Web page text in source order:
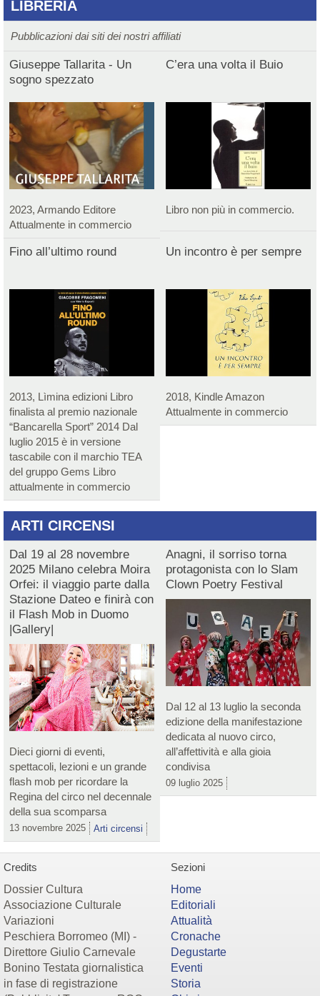
LIBRERIA
Pubblicazioni dai siti dei nostri affiliati
Giuseppe Tallarita - Un
sogno spezzato
2023, Armando Editore
Attualmente in commercio
C’era una volta il Buio
Libro non più in commercio.
Fino all’ultimo round
2013, Lìmina edizioni Libro
finalista al premio nazionale
“Bancarella Sport” 2014 Dal
luglio 2015 è in versione
tascabile con il marchio TEA
del gruppo Gems Libro
attualmente in commercio
Un incontro è per sempre
2018, Kindle Amazon
Attualmente in commercio
ARTI CIRCENSI
Dal 19 al 28 novembre
2025 Milano celebra Moira
Orfei: il viaggio parte dalla
Stazione Dateo e finirà con
il Flash Mob in Duomo
|Gallery|
Dieci giorni di eventi,
spettacoli, lezioni e un grande
flash mob per ricordare la
Regina del circo nel decennale
della sua scomparsa
13 novembre 2025 Arti circensi
Anagni, il sorriso torna
protagonista con lo Slam
Clown Poetry Festival
Dal 12 al 13 luglio la seconda
edizione della manifestazione
dedicata al nuovo circo,
all’affettività e alla gioia
condivisa
09 luglio 2025
Credits
Dossier Cultura
Associazione Culturale
Variazioni
Peschiera Borromeo (MI) -
Direttore Giulio Carnevale
Bonino Testata giornalistica
in fase di registrazione
Sezioni
Home
Editoriali
Attualità
Cronache
Degustarte
Eventi
Storia